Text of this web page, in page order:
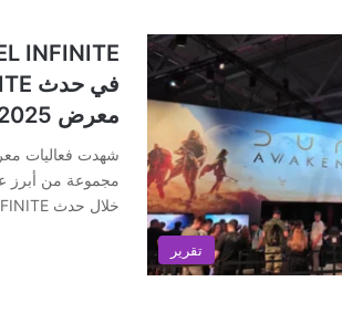
تقرير
معرض Gamescom 2025
خلال حدث INTO THE INFINITE.…